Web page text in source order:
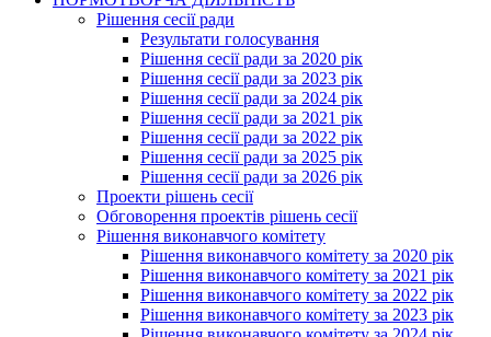
Рішення сесії ради
Результати голосування
Рішення сесії ради за 2020 рік
Рішення сесії ради за 2023 рік
Рішення сесії ради за 2024 рік
Рішення сесії ради за 2021 рік
Рішення сесії ради за 2022 рік
Рішення сесії ради за 2025 рік
Рішення сесії ради за 2026 рік
Проекти рішень сесії
Обговорення проектів рішень сесії
Рішення виконавчого комітету
Рішення виконавчого комітету за 2020 рік
Рішення виконавчого комітету за 2021 рік
Рішення виконавчого комітету за 2022 рік
Рішення виконавчого комітету за 2023 рік